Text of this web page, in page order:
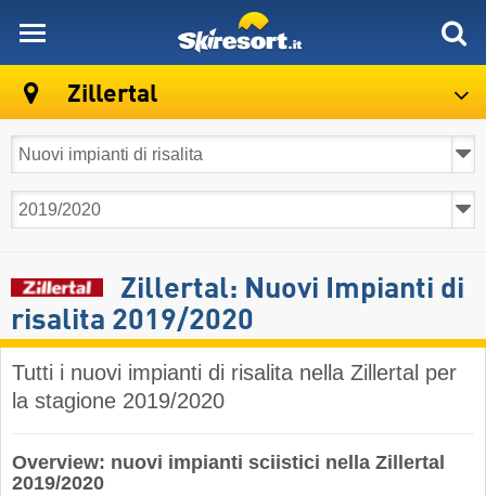
Zillertal
Zillertal: Nuovi Impianti di
risalita 2019/2020
Tutti i nuovi impianti di risalita nella Zillertal per
la stagione 2019/2020
Overview: nuovi impianti sciistici nella Zillertal
2019/2020